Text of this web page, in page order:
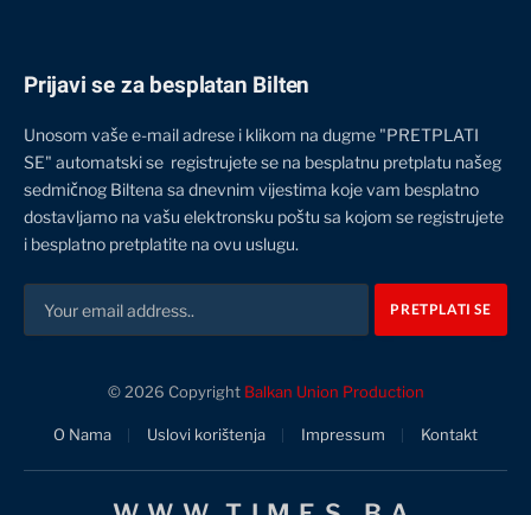
Prijavi se za besplatan Bilten
Unosom vaše e-mail adrese i klikom na dugme "PRETPLATI
SE" automatski se registrujete se na besplatnu pretplatu našeg
sedmičnog Biltena sa dnevnim vijestima koje vam besplatno
dostavljamo na vašu elektronsku poštu sa kojom se registrujete
i besplatno pretplatite na ovu uslugu.
© 2026 Copyright Balkan Union Production
O Nama Uslovi korištenja Impressum Kontakt